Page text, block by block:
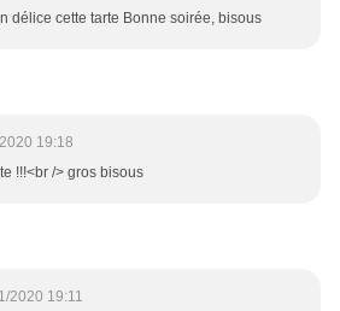
délice cette tarte Bonne soirée, bisous
19:18
!!!<br /> gros bisous
2020 19:11